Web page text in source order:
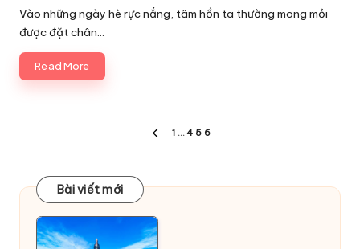
by
Vào những ngày hè rực nắng, tâm hồn ta thường mong mỏi
được đặt chân…
Read More
bài
viết
PREVIOUS
1 … 4 5 6
Bài viết mới